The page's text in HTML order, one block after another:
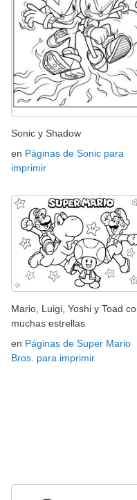
Sonic y Shadow
en Páginas de Sonic para
imprimir
Mario, Luigi, Yoshi y Toad
muchas estrellas
en Páginas de Super Mario
Bros. para imprimir